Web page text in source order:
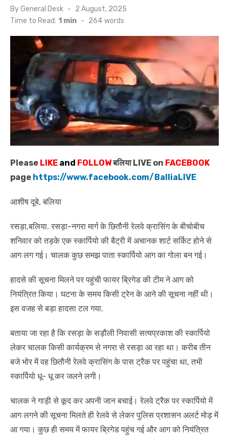
ByGeneral Desk
Posted
on
2 August, 2025
Time to Read: 1 min - 264 words
Please LIKE and FOLLOWबलिया LIVE on FACEBOOK
page https://www.facebook.com/BalliaLIVE
आशीष दूबे, बलिया
रसड़ा,बलिया. रसड़ा-नगरा मार्ग के छितौनी रेलवे क्रासिंग के बीचोबीच
शनिवार को तड़के एक स्कार्पियो की बैट्री में अचानक शार्ट सर्किट होने से
आग लग गई। चालक कुछ समझ पाता स्कार्पियो आग का गोला बन गई।
हादसे की सूचना मिलने पर पहुंची फायर ब्रिगेड की टीम ने आग को
नियंत्रित किया। घटना के समय किसी ट्रेन के आने की सूचना नहीं थी।
इस वजह से बड़ा हादसा टल गया.
बताया जा रहा है कि रसड़ा के सड़ौली निवासी सत्यप्रकाश की स्कार्पियो
लेकर चालक किसी कार्यक्रम से नगरा से रसड़ा आ रहा था। करीब तीन
बजे भोर में वह छितौनी रेलवे क्रासिंग के पास ट्रैक पर पहुंचा था, तभी
स्कार्पियो धू- धू कर जलने लगी।
चालक ने गाड़ी से कूद कर अपनी जान बचाई। रेलवे ट्रैक पर स्कार्पियो में
आग लगने की सूचना मिलते ही रेलवे से लेकर पुलिस प्रशासन अलर्ट मोड़ में
आ गया। कुछ ही समय में फायर ब्रिगेड पहुंच गई और आग को नियंत्रित